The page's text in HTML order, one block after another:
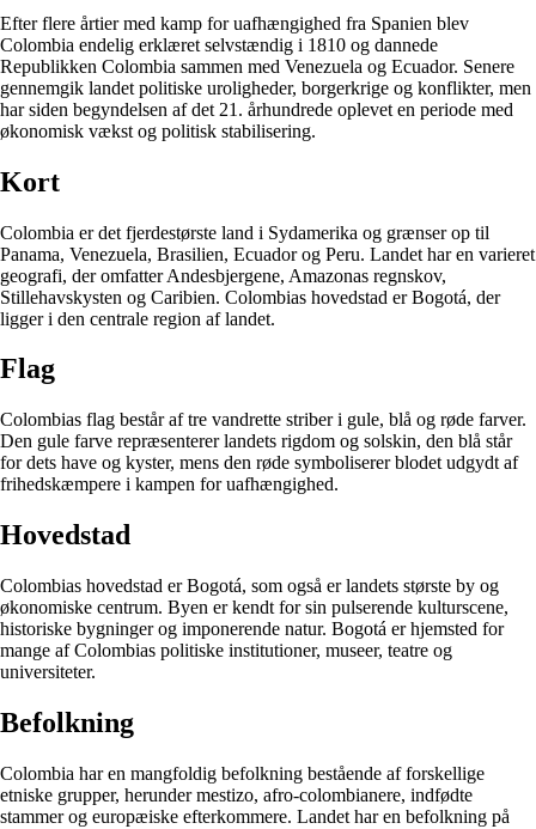
Efter flere årtier med kamp for uafhængighed fra Spanien blev
Colombia endelig erklæret selvstændig i 1810 og dannede
Republikken Colombia sammen med Venezuela og Ecuador. Senere
gennemgik landet politiske uroligheder, borgerkrige og konflikter, men
har siden begyndelsen af det 21. århundrede oplevet en periode med
økonomisk vækst og politisk stabilisering.
Kort
Colombia er det fjerdestørste land i Sydamerika og grænser op til
Panama, Venezuela, Brasilien, Ecuador og Peru. Landet har en varieret
geografi, der omfatter Andesbjergene, Amazonas regnskov,
Stillehavskysten og Caribien. Colombias hovedstad er Bogotá, der
ligger i den centrale region af landet.
Flag
Colombias flag består af tre vandrette striber i gule, blå og røde farver.
Den gule farve repræsenterer landets rigdom og solskin, den blå står
for dets have og kyster, mens den røde symboliserer blodet udgydt af
frihedskæmpere i kampen for uafhængighed.
Hovedstad
Colombias hovedstad er Bogotá, som også er landets største by og
økonomiske centrum. Byen er kendt for sin pulserende kulturscene,
historiske bygninger og imponerende natur. Bogotá er hjemsted for
mange af Colombias politiske institutioner, museer, teatre og
universiteter.
Befolkning
Colombia har en mangfoldig befolkning bestående af forskellige
etniske grupper, herunder mestizo, afro-colombianere, indfødte
stammer og europæiske efterkommere. Landet har en befolkning på